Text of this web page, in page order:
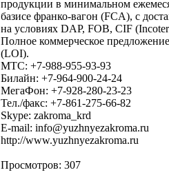
продукции в минимальном
базисе франко-вагон (FCA), с
на условиях DAP, FOB, CIF
Полное коммерческое
(LOI).
МТС: +7-988-955-93-93
Билайн: +7-964-900-24-24
МегаФон: +7-928-280-23-23
Тел./факс: +7-861-275-66-82
Skype: zakroma_krd
E-mail: info@yuzhnyezakroma.ru
http://www.yuzhnyezakroma.ru
Просмотров: 307